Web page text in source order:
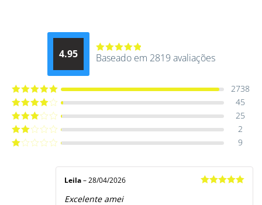
4.95
Avaliação
Baseado em 2819 avaliações
Avaliação5
2738
Avaliação
45
Avaliação
25
Avaliação
2
9
Leila – 28/04/2026
Excelente amei